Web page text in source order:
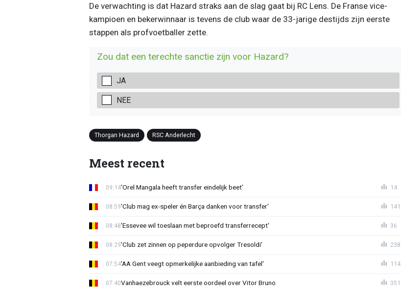
De verwachting is dat Hazard straks aan de slag gaat bij RC Lens. De Franse vice-
kampioen en bekerwinnaar is tevens de club waar de 33-jarige destijds zijn eerste
stappen als profvoetballer zette.
Zou dat een terechte sanctie zijn voor Hazard?
JA
NEE
Thorgan Hazard RSC Anderlecht
Meest recent
'Orel Mangala heeft transfer eindelijk beet'
09:14 14
'Club mag ex-speler én Barça danken voor transfer'
08:59 141
'Essevee wil toeslaan met beproefd transferrecept'
08:48 36
'Club zet zinnen op peperdure opvolger Tresoldi'
08:29 238
'AA Gent veegt opmerkelijke aanbieding van tafel'
07:54 114
Vanhaezebrouck velt eerste oordeel over Vitor Bruno
07:40 351